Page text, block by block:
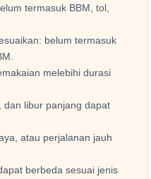
termasuk BBM, tol,
belum termasuk
melebihi durasi
dan libur panjang dapat
atau perjalanan jauh
berbeda sesuai jenis